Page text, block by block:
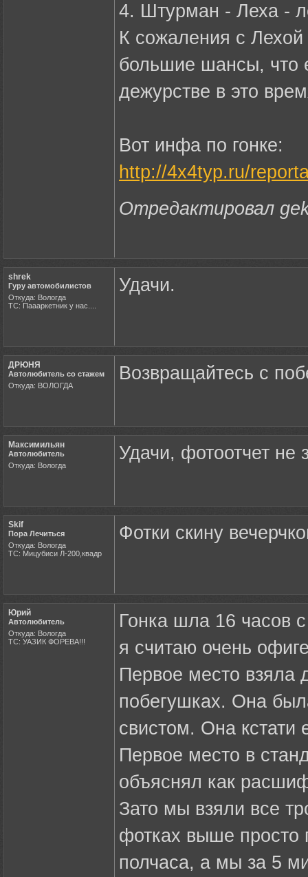
4. Штурман - Леха -
К сожаления с
большие шансы, что
дежурстве в это
Вот инфа по гонке:
http://4x4typ.ru/
Отредактировал
shrek
Гуру автомобилистов
Откуда: Вологда
ТС: Паааркетник у нас....
Удачи.
ДРЮНЯ
Автолюбитель со стажем
Откуда: ВОЛОГДА
Возвращайтесь с
Максимильян
Автолюбитель
Откуда: Вологда
Удачи, фотоотчет не
Skif
Пора Лечиться
Откуда: Вологда
ТС: Мицубиси Л-200,квадр
Фотки скину
Юрий
Автолюбитель
Откуда: Вологда
ТС: УАЗИК ФОРЕВА!!!
Гонка шла 16 часов
я считаю очень
Первое место взяла
побегушках. Она
свистом. Она кстати
Первое место в
объяснял как
Зато мы взяли все
фотках выше просто
полчаса, а мы за 5